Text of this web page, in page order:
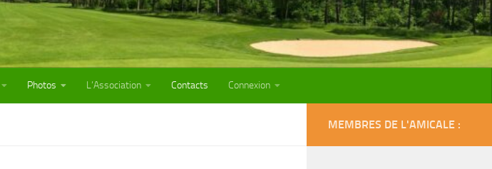
Photos L’Association Contacts Connexion
MEMBRES DE L'AMICALE :